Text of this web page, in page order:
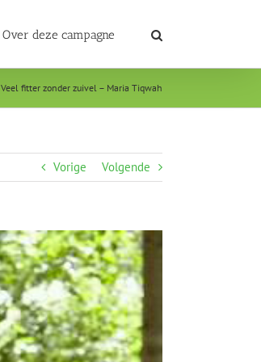
Over deze campagne
Veel fitter zonder zuivel – Maria Tiqwah
Vorige Volgende